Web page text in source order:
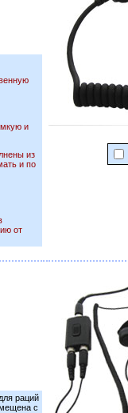
и
из
и по
от
раций
с